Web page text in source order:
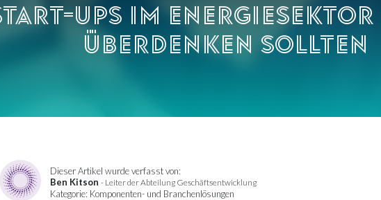
ups im Energiesektor
überdenken sollten
Dieser Artikel wurde verfasst von:
Ben Kitson - Leiter der Abteilung Geschäftsentwicklung
Kategorie: Komponenten- und Branchenlösungen